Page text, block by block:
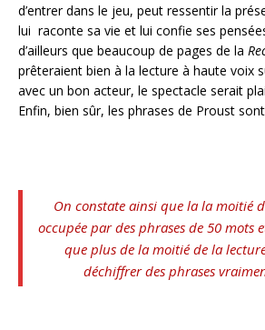
d’entrer dans le jeu, peut ressentir la
lui raconte sa vie et lui confie ses
d’ailleurs que beaucoup de pages de la
prêteraient bien à la lecture à haute voix
avec un bon acteur, le spectacle serait
Enfin, bien sûr, les phrases de Proust
On constate ainsi que la la moitié
occupée par des phrases de 50 mots
que plus de la moitié de la
déchiffrer des phrases